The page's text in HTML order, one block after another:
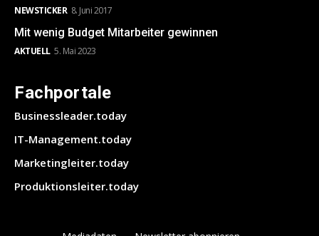
NEWSTICKER 8. Juni 2017
Mit wenig Budget Mitarbeiter gewinnen
AKTUELL 5. Mai 2023
Fachportale
Businessleader.today
IT-Management.today
Marketingleiter.today
Produktionsleiter.today